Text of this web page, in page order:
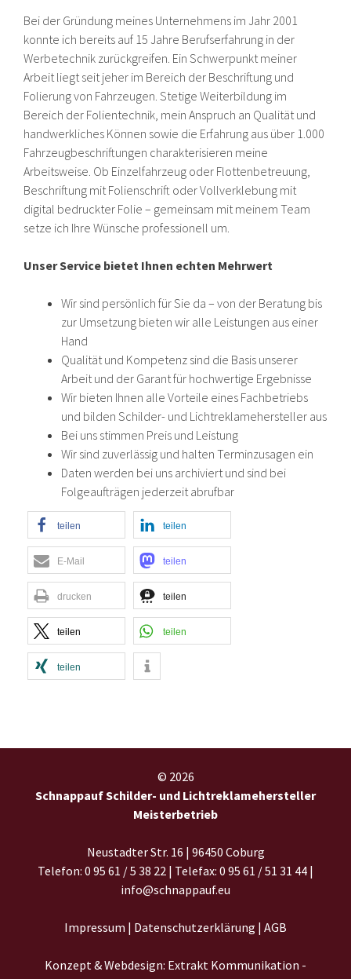
Bei der Gründung meines Unternehmens im Jahr 2001
konnte ich bereits auf 15 Jahre Berufserfahrung in der
Werbetechnik zurückgreifen. Ein Schwerpunkt meiner
Arbeit liegt seit jeher im Bereich der Beschriftung und
Folierung von Fahrzeugen. Stetige Weiterbildung im
Bereich der Folientechnik, mein Anspruch an Qualität und
handwerkliches Können sowie die Erfahrung aus über 1.000
Fahrzeugbeschriftungen charakterisieren meine
Arbeitsweise. Ob Einzelfahrzeug oder Flottenbetreuung,
Beschriftung mit Folienschrift oder Vollverklebung mit
digital bedruckter Folie – gemeinsam mit meinem Team
setze ich Ihre Wünsche professionell um.
Unser Service bietet Ihnen echten Mehrwert
Wir sind persönlich für Sie da – von der Beratung bis
zur Umsetzung bieten wir alle Leistungen aus einer
Hand
Qualität und Kompetenz sind die Basis unserer
Arbeit und der Garant für hochwertige Ergebnisse
Wir bieten Ihnen alle Vorteile eines Fachbetriebs
und bilden Schilder- und Lichtreklamehersteller aus
Bei uns stimmen Preis und Leistung
Wir sind zuverlässig und halten Terminzusagen ein
Daten werden bei uns archiviert und sind bei
Folgeaufträgen jederzeit abrufbar
teilen teilen
E-Mail teilen
drucken teilen
teilen teilen
teilen
© 2026
Schnappauf Schilder- und Lichtreklamehersteller
Meisterbetrieb
Neustadter Str. 16 | 96450 Coburg
Telefon: 0 95 61 / 5 38 22 | Telefax: 0 95 61 / 51 31 44 |
info@schnappauf.eu
Impressum | Datenschutzerklärung | AGB
Konzept & Webdesign: Extrakt Kommunikation -